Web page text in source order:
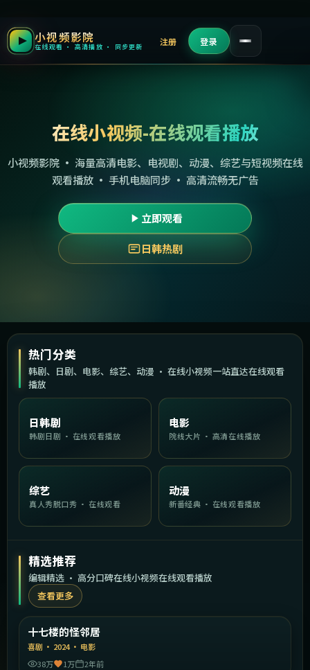
小视频影院
在线观看 · 高清播放 · 同步更新 注册 登录
在线小视频-在线观看播放
小视频影院 · 海量高清电影、电视剧、动漫、综艺与短视频在线
观看播放 · 手机电脑同步 · 高清流畅无广告
立即观看
日韩热剧
热门分类
韩剧、日剧、电影、综艺、动漫 · 在线小视频一站直达在线观看
播放
日韩剧
韩剧日剧 · 在线观看播放
电影
院线大片 · 高清在线播放
综艺
真人秀脱口秀 · 在线观看
动漫
新番经典 · 在线观看播放
精选推荐
编辑精选 · 高分口碑在线小视频在线观看播放
查看更多
精选
十七楼的怪邻居
喜剧 · 2024· 电影
38万
1万 2年前